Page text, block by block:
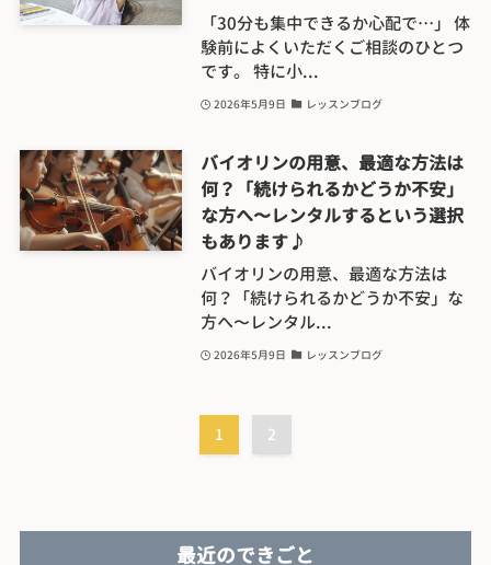
「30分も集中できるか心配で…」 体
験前によくいただくご相談のひとつ
です。 特に小...
2026年5月9日 レッスンブログ
バイオリンの用意、最適な方法は
何？「続けられるかどうか不安」
な方へ〜レンタルするという選択
もあります♪
バイオリンの用意、最適な方法は
何？「続けられるかどうか不安」な
方へ〜レンタル...
2026年5月9日 レッスンブログ
1 2
最近のできごと